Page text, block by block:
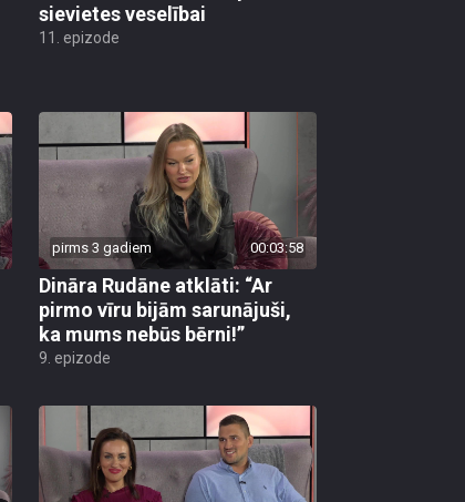
sievietes veselībai
11. epizode
pirms 3 gadiem 00:03:58
Dināra Rudāne atklāti: “Ar
pirmo vīru bijām sarunājuši,
ka mums nebūs bērni!”
9. epizode